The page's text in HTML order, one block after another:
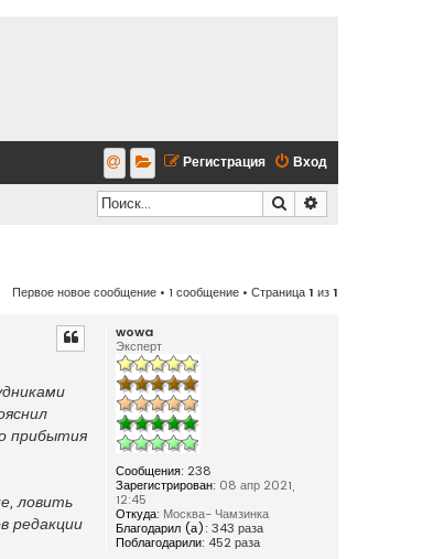
Вход
Регистрация
Поиск
Первое новое сообщение • 1 сообщение • Страница1 из1
wowa
Эксперт
Сообщения: 238
Зарегистрирован: 08 апр 2021,
12:45
Откуда: Москва- Чамзинка
Благодарил (а): 343 раза
Поблагодарили: 452 раза
прибытия
ловить
редакции